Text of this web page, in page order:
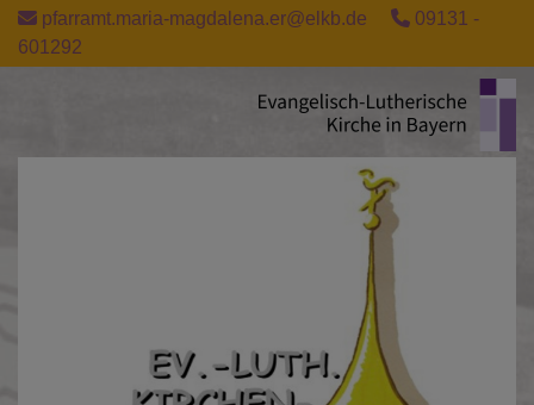
Direkt
zum
Inhalt
pfarramt.maria-magdalena.er@elkb.de
09131 -
601292